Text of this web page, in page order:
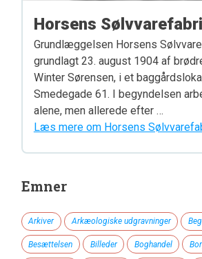
Horsens
Grundlæggelsen Horsens
grundlagt 23. august 1904 af
Winter Sørensen, i et
Smedegade 61. I begyndelsen
alene, men allerede efter …
Læs mere om Horsens
Emner
Arkiver Arkæologiske udgravninger
Besættelsen Billeder Boghandel